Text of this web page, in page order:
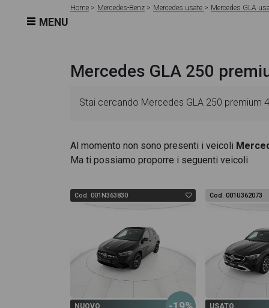
MENU
Home Mercedes-Benz Mercedes usate Mercedes GLA
Mercedes GLA 250
Stai cercando Mercedes GLA 250 premium
essenziali come l'alimentazione, dati tecnici,
premium 4matic auto dispone di una ricca
pagina Mercedes GLA 250 premium
Al momento non sono presenti i veicoli
Ma ti possiamo proporre i seguenti veicoli
Cod. 001N363830
NUOVO
Cod. 001U362073
USATO